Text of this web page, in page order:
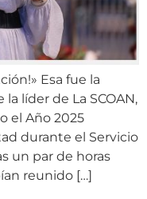
Esa fue la
líder de La SCOAN,
el Año 2025
durante el Servicio
un par de horas
reunido […]